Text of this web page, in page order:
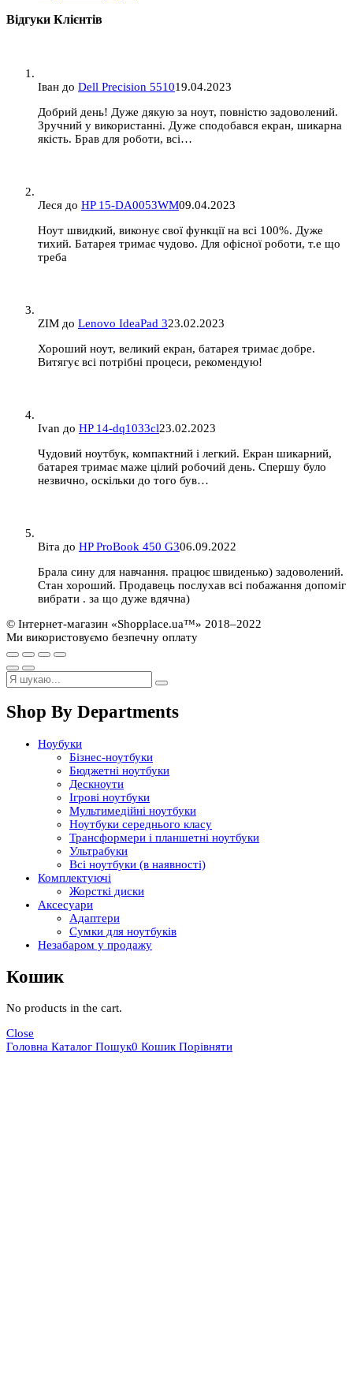
Відгуки Клієнтів
Іван до Dell Precision 551019.04.2023
Добрий день! Дуже дякую за ноут, повністю задоволений.
Зручний у використанні. Дуже сподобався екран, шикарна
якість. Брав для роботи, всі…
Леся до HP 15-DA0053WM09.04.2023
Ноут швидкий, виконує свої функції на всі 100%. Дуже
тихий. Батарея тримає чудово. Для офісної роботи, т.е що
треба
ZIM до Lenovo IdeaPad 323.02.2023
Хороший ноут, великий екран, батарея тримає добре.
Витягує всі потрібні процеси, рекомендую!
Ivan до HP 14-dq1033cl23.02.2023
Чудовий ноутбук, компактний і легкий. Екран шикарний,
батарея тримає маже цілий робочий день. Спершу було
незвично, оскільки до того був…
Віта до HP ProBook 450 G306.09.2022
Брала сину для навчання. працює швиденько) задоволений.
Стан хороший. Продавець послухав всі побажання допоміг
вибрати . за що дуже вдячна)
© Інтернет-магазин «Shopplace.ua™» 2018–2022
Ми використовуємо безпечну оплату
Shop By Departments
Ноубуки
Бізнес-ноутбуки
Бюджетні ноутбуки
Дескноути
Ігрові ноутбуки
Мультимедійні ноутбуки
Ноутбуки середнього класу
Трансформери і планшетні ноутбуки
Ультрабуки
Всі ноутбуки (в наявності)
Комплектуючі
Жорсткі диски
Аксесуари
Адаптери
Сумки для ноутбуків
Незабаром у продажу
Кошик
No products in the cart.
Close
Головна Каталог Пошук0 Кошик Порівняти